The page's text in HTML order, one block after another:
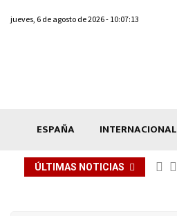
jueves, 6 de agosto de 2026 - 10:07:13
ESPAÑA INTERNACIONAL
ÚLTIMAS NOTICIAS